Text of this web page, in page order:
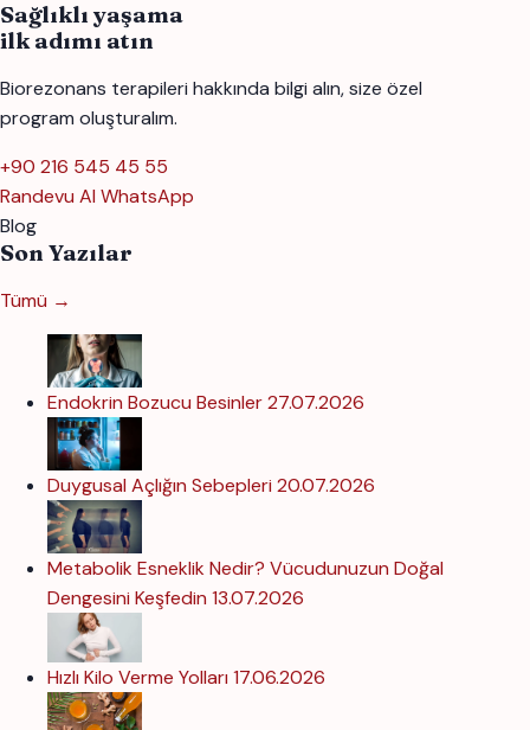
Sağlıklı yaşama
ilk adımı atın
Biorezonans terapileri hakkında bilgi alın, size özel
program oluşturalım.
+90 216 545 45 55
Randevu Al WhatsApp
Blog
Son Yazılar
Tümü →
Endokrin Bozucu Besinler27.07.2026
Duygusal Açlığın Sebepleri 20.07.2026
Metabolik Esneklik Nedir? Vücudunuzun Doğal
Dengesini Keşfedin 13.07.2026
Hızlı Kilo Verme Yolları 17.06.2026